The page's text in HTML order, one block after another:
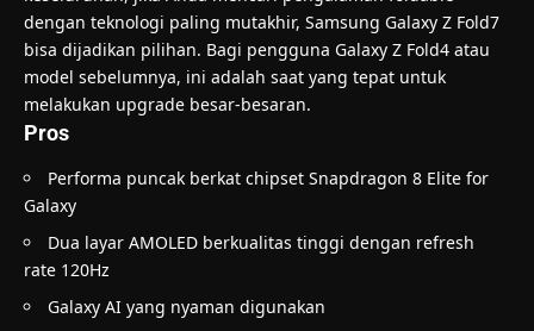
dengan teknologi paling mutakhir, Samsung Galaxy Z Fold7
bisa dijadikan pilihan. Bagi pengguna Galaxy Z Fold4 atau
model sebelumnya, ini adalah saat yang tepat untuk
melakukan upgrade besar-besaran.
Pros
Performa puncak berkat chipset Snapdragon 8 Elite for
Galaxy
Dua layar AMOLED berkualitas tinggi dengan refresh
rate 120Hz
Galaxy AI yang nyaman digunakan